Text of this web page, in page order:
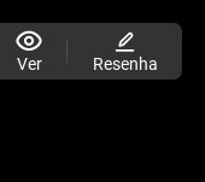
Ver Resenha